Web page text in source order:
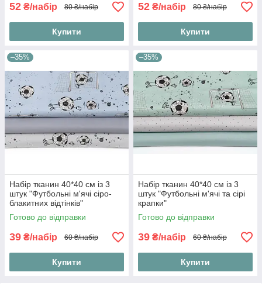
52 ₴/набір 80 ₴/набір
Купити
52 ₴/набір 80 ₴/набір
Купити
–35%
Набір тканин 40*40 см із 3
штук "Футбольні м'ячі сіро-
блакитних відтінків"
Готово до відправки
39 ₴/набір 60 ₴/набір
Купити
–35%
Набір тканин 40*40 см із 3
штук "Футбольні м'ячі та сірі
крапки"
Готово до відправки
39 ₴/набір 60 ₴/набір
Купити